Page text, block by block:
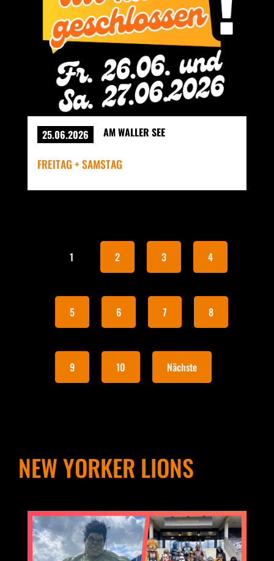
25.06.2026 AM WALLER SEE
FREITAG + SAMSTAG
1 2 3 4
5 6 7 8
9 10 Nächste
NEW YORKER LIONS